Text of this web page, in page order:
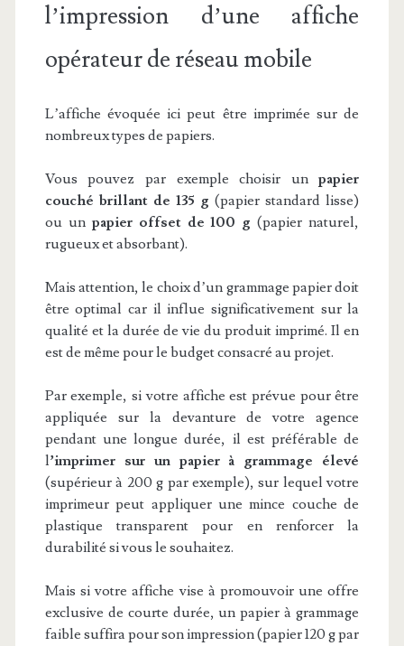
l’impression d’une affiche
opérateur de réseau mobile
L’affiche évoquée ici peut être imprimée sur de
nombreux types de papiers.
Vous pouvez par exemple choisir unpapier
couché brillant de 135 g (papier standard lisse)
ou un papier offset de 100 g (papier naturel,
rugueux et absorbant).
Mais attention, le choix d’un grammage papier doit
être optimal car il influe significativement sur la
qualité et la durée de vie du produit imprimé. Il en
est de même pour le budget consacré au projet.
Par exemple, si votre affiche est prévue pour être
appliquée sur la devanture de votre agence
pendant une longue durée, il est préférable de
l’imprimer sur un papier à grammage élevé
(supérieur à 200 g par exemple), sur lequel votre
imprimeur peut appliquer une mince couche de
plastique transparent pour en renforcer la
durabilité si vous le souhaitez.
Mais si votre affiche vise à promouvoir une offre
exclusive de courte durée, un papier à grammage
faible suffira pour son impression (papier 120 g par